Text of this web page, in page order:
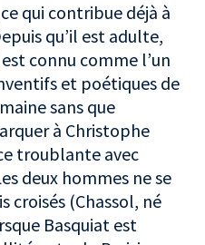
qui contribue déjà à
qu’il est adulte,
connu comme l’un
et poétiques de
sans que
à Christophe
troublante avec
deux hommes ne se
croisés (Chassol, né
Basquiat est